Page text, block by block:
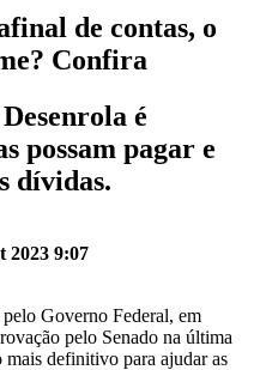
de contas, o
Confira
é
possam pagar e
dívidas.
2023 9:07
Governo Federal, em
pelo Senado na última
mais definitivo para ajudar as